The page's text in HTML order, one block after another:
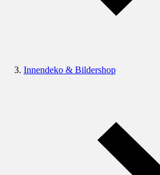
Innendeko & Bildershop